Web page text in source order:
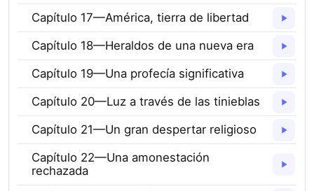
Capítulo 17—América, tierra de libertad
Capítulo 18—Heraldos de una nueva era
Capítulo 19—Una profecía significativa
Capítulo 20—Luz a través de las tinieblas
Capítulo 21—Un gran despertar religioso
Capítulo 22—Una amonestación
rechazada